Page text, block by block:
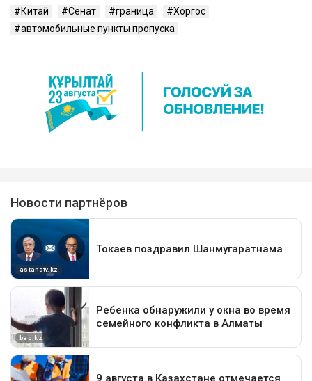
Китай Сенат граница
Хоргос
автомобильные пункты пропуска